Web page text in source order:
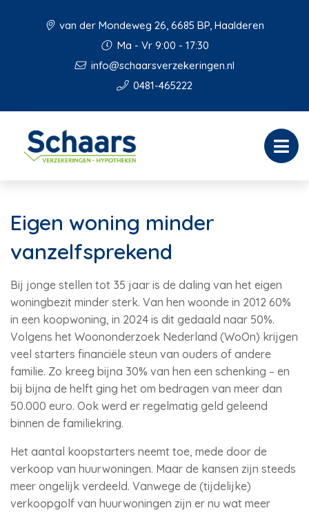
van der Mondeweg 26, 6685 BP, Haalderen
Ma - Vr 9:00 - 17:30
info@schaarsverzekeringen.nl
0481-465222
Eigen woning minder
vanzelfsprekend
Bij jonge stellen tot 35 jaar is de daling van het eigen
woningbezit minder sterk. Van hen woonde in 2012 60%
in een koopwoning, in 2024 is dit gedaald naar 50%.
Volgens het Woononderzoek Nederland (WoOn) krijgen
veel starters financiële steun van ouders of andere
familie. Zo kreeg bijna 30% van hen een schenking – en
bij bijna de helft ging het om bedragen van meer dan
50.000 euro. Ook werd er regelmatig geld geleend
binnen de familiekring.
Het aantal koopstarters neemt toe, mede door de
verkoop van huurwoningen. Maar de kansen zijn steeds
meer ongelijk verdeeld. Vanwege de (tijdelijke)
verkoopgolf van huurwoningen zijn er nu wat meer